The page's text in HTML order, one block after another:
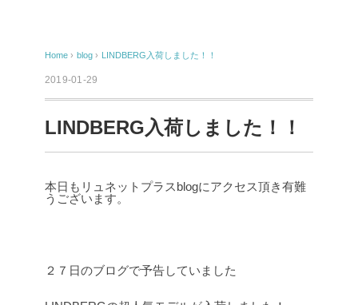
Home › blog › LINDBERG入荷しました！！
2019-01-29
LINDBERG入荷しました！！
本日もリュネットプラスblogにアクセス頂き有難
うございます。
２７日のブログで予告していました